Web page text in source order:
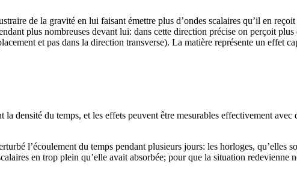
de la gravité en lui faisant émettre plus d’ondes scalaires qu’il en
plus nombreuses devant lui: dans cette direction précise on perçoit plus
et pas dans la direction transverse). La matière représente un effet
densité du temps, et les effets peuvent être mesurables effectivement avec
l’écoulement du temps pendant plusieurs jours: les horloges, qu’elles
en trop plein qu’elle avait absorbée; pour que la situation redevienne